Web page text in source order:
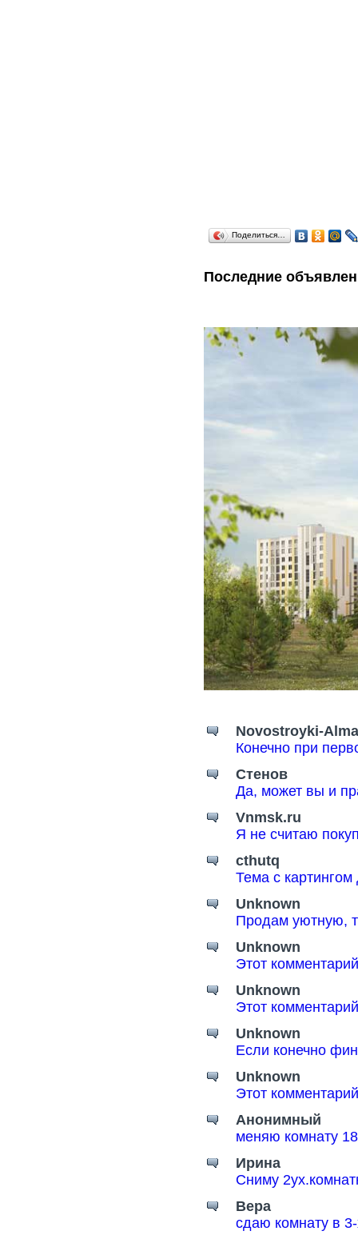
Поделиться…
Последние
Novostroyki-
Конечно при
Стенов
Да, может вы и
Vnmsk.ru
Я не считаю
cthutq
Тема с
Unknown
Продам уютную,
Unknown
Этот
Unknown
Этот
Unknown
Если конечно
Unknown
Этот
Анонимный
меняю комнату
Ирина
Сниму
Вера
сдаю комнату в